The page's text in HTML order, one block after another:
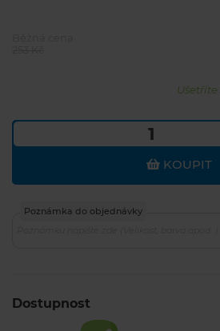
Ušetříte
KOUPIT
Poznámka do objednávky
Dostupnost